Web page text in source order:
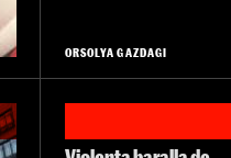
ORSOLYA GAZDAGI